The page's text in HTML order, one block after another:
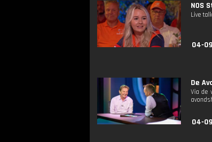
NOS
Live
04-
De
Via de
04-